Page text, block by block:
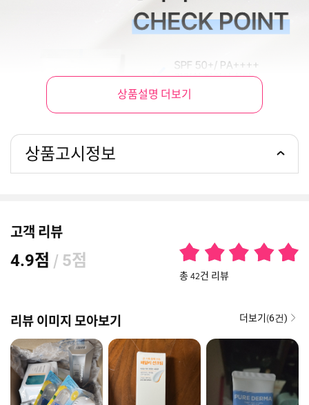
상품설명 더보기
상품고시정보
고객 리뷰
4.9점 / 5점
총 42건 리뷰
리뷰 이미지 모아보기 더보기(6건)